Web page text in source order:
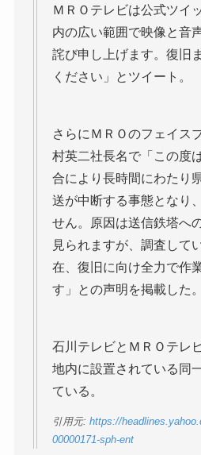
ＭＲＯテレビは公式ツイ
内の広い範囲で映像と音
詫び申し上げます。復旧
ください」とツイート。
さらにＭＲＯのフェイス
村英二社長名で「この度
合により長時間にわたり
送が中断する事態となり
せん。原因は送信鉄塔へ
見られますが、調査して
在、復旧に向け全力で作
す」との声明を掲載した。
石川テレビとＭＲＯテレ
地内に設置されている同
ている。
引用元: https://
00000171-sph-ent